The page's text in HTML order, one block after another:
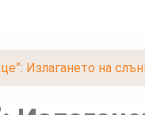
Излагането на